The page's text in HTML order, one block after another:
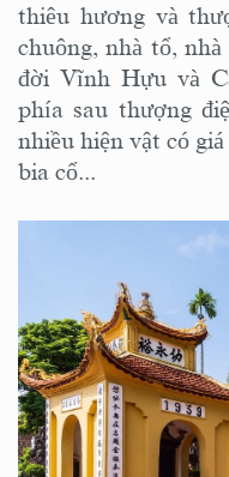
thiêu hương và
chuông, nhà tổ,
đời Vĩnh Hựu và
phía sau thượng
nhiều hiện vật có
bia cổ...